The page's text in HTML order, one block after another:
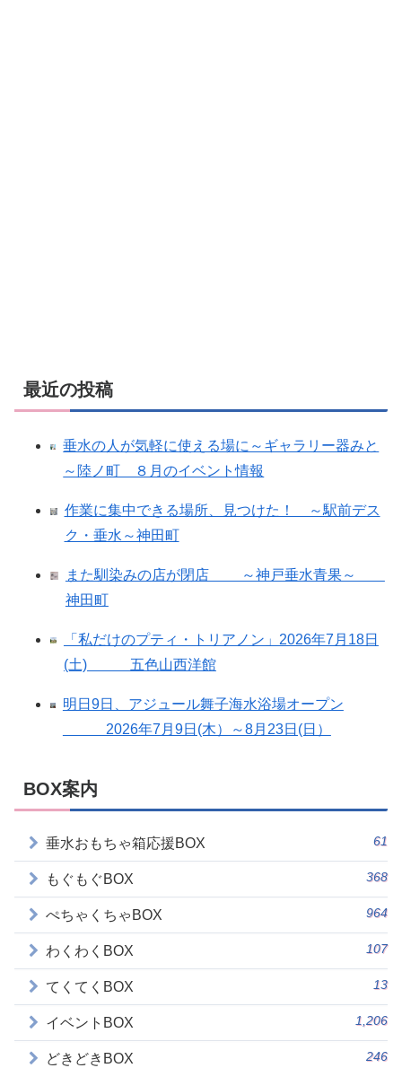
最近の投稿
垂水の人が気軽に使える場に～ギャラリー器みと
～陸ノ町 ８月のイベント情報
作業に集中できる場所、見つけた！ ～駅前デス
ク・垂水～神田町
また馴染みの店が閉店 ～神戸垂水青果～
神田町
「私だけのプティ・トリアノン」2026年7月18日
(土) 五色山西洋館
明日9日、アジュール舞子海水浴場オープン
2026年7月9日(木）～8月23日(日）
BOX案内
垂水おもちゃ箱応援BOX 61
もぐもぐBOX 368
ぺちゃくちゃBOX 964
わくわくBOX 107
てくてくBOX 13
イベントBOX 1,206
どきどきBOX 246